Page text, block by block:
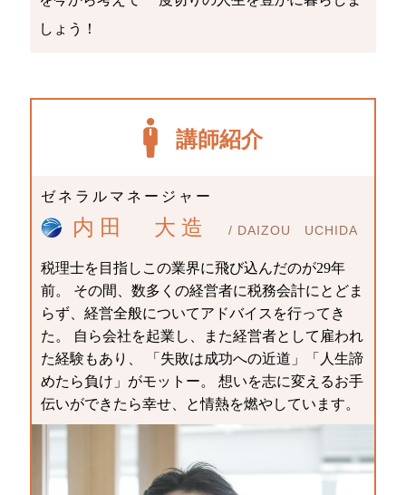
しょう！
講師紹介
ゼネラルマネージャー
内田 大造 / DAIZOU UCHIDA
税理士を目指しこの業界に飛び込んだのが29年
前。 その間、数多くの経営者に税務会計にとどま
らず、経営全般についてアドバイスを行ってき
た。 自ら会社を起業し、また経営者として雇われ
た経験もあり、 「失敗は成功への近道」「人生諦
めたら負け」がモットー。 想いを志に変えるお手
伝いができたら幸せ、と情熱を燃やしています。